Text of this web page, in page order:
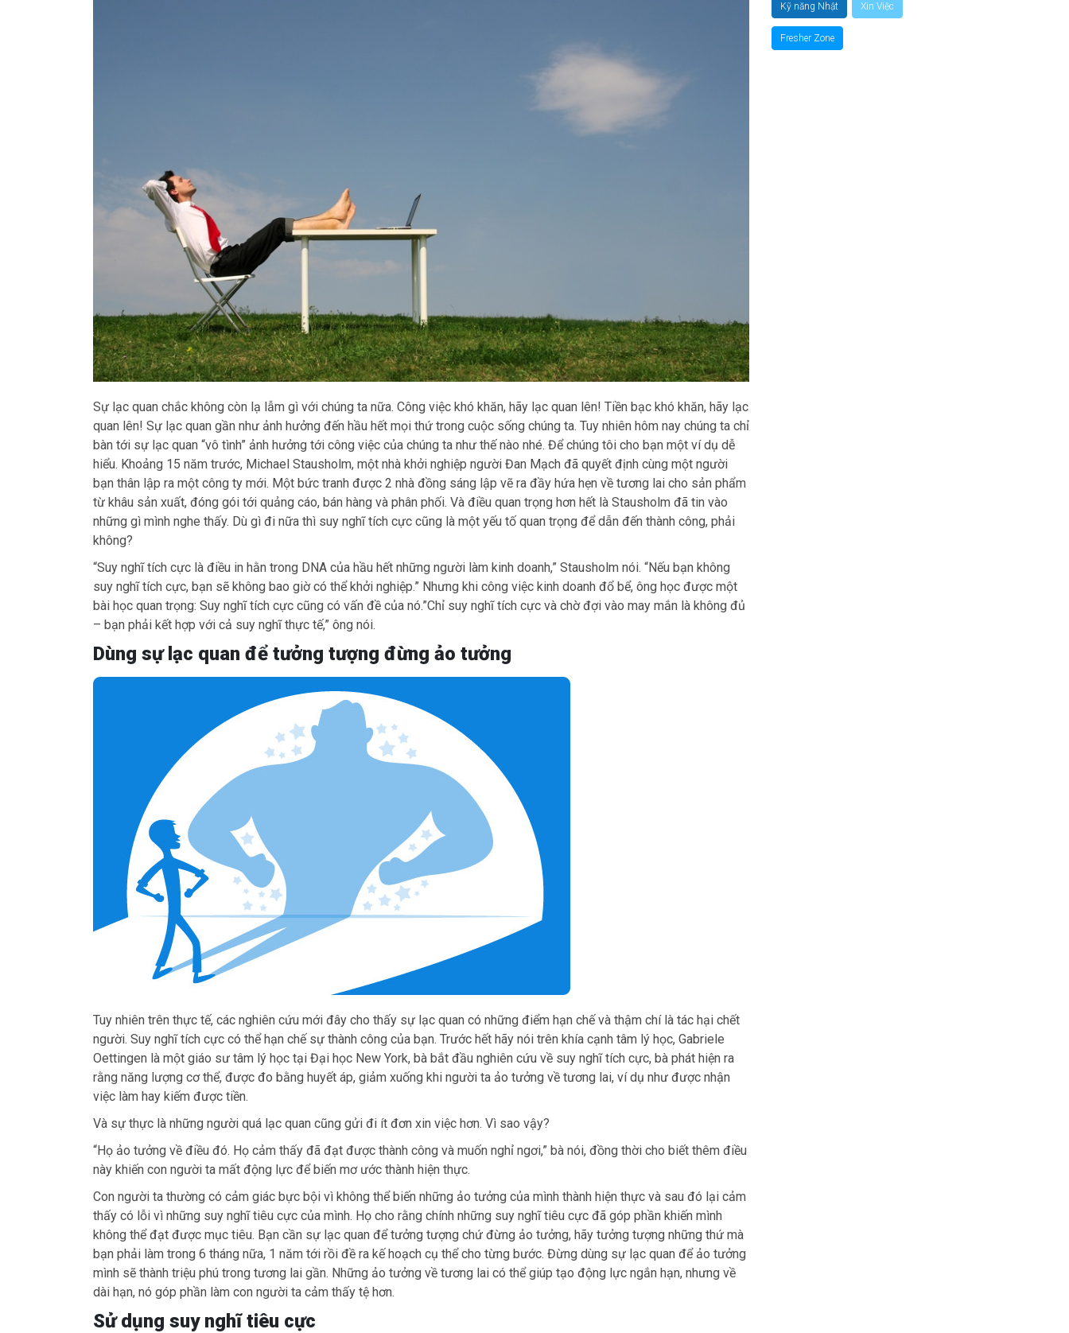
Sự lạc quan chắc không còn lạ lẫm gì với chúng ta nữa. Công việc khó khăn, hãy lạc quan lên! Tiền bạc khó khăn, hãy lạc
quan lên! Sự lạc quan gần như ảnh hưởng đến hầu hết mọi thứ trong cuộc sống chúng ta. Tuy nhiên hôm nay chúng ta chỉ
bàn tới sự lạc quan “vô tình” ảnh hưởng tới công việc của chúng ta như thế nào nhé. Để chúng tôi cho bạn một ví dụ dễ
hiểu. Khoảng 15 năm trước, Michael Stausholm, một nhà khởi nghiệp người Đan Mạch đã quyết định cùng một người
bạn thân lập ra một công ty mới. Một bức tranh được 2 nhà đồng sáng lập vẽ ra đầy hứa hẹn về tương lai cho sản phẩm
từ khâu sản xuất, đóng gói tới quảng cáo, bán hàng và phân phối. Và điều quan trọng hơn hết là Stausholm đã tin vào
những gì mình nghe thấy. Dù gì đi nữa thì suy nghĩ tích cực cũng là một yếu tố quan trọng để dẫn đến thành công, phải
không?
“Suy nghĩ tích cực là điều in hằn trong DNA của hầu hết những người làm kinh doanh,” Stausholm nói. “Nếu bạn không
suy nghĩ tích cực, bạn sẽ không bao giờ có thể khởi nghiệp.” Nhưng khi công việc kinh doanh đổ bể, ông học được một
bài học quan trọng: Suy nghĩ tích cực cũng có vấn đề của nó.”Chỉ suy nghĩ tích cực và chờ đợi vào may mắn là không đủ
– bạn phải kết hợp với cả suy nghĩ thực tế,” ông nói.
Dùng sự lạc quan để tưởng tượng đừng ảo tưởng
Tuy nhiên trên thực tế, các nghiên cứu mới đây cho thấy sự lạc quan có những điểm hạn chế và thậm chí là tác hại chết
người. Suy nghĩ tích cực có thể hạn chế sự thành công của bạn. Trước hết hãy nói trên khía cạnh tâm lý học, Gabriele
Oettingen là một giáo sư tâm lý học tại Đại học New York, bà bắt đầu nghiên cứu về suy nghĩ tích cực, bà phát hiện ra
rằng năng lượng cơ thể, được đo bằng huyết áp, giảm xuống khi người ta ảo tưởng về tương lai, ví dụ như được nhận
việc làm hay kiếm được tiền.
Và sự thực là những người quá lạc quan cũng gửi đi ít đơn xin việc hơn. Vì sao vậy?
“Họ ảo tưởng về điều đó. Họ cảm thấy đã đạt được thành công và muốn nghỉ ngơi,” bà nói, đồng thời cho biết thêm điều
này khiến con người ta mất động lực để biến mơ ước thành hiện thực.
Con người ta thường có cảm giác bực bội vì không thể biến những ảo tưởng của mình thành hiện thực và sau đó lại cảm
thấy có lỗi vì những suy nghĩ tiêu cực của mình. Họ cho rằng chính những suy nghĩ tiêu cực đã góp phần khiến mình
không thể đạt được mục tiêu. Bạn cần sự lạc quan để tưởng tượng chứ đừng ảo tưởng, hãy tưởng tượng những thứ mà
bạn phải làm trong 6 tháng nữa, 1 năm tới rồi đề ra kế hoạch cụ thể cho từng bước. Đừng dùng sự lạc quan để ảo tưởng
mình sẽ thành triệu phú trong tương lai gần. Những ảo tưởng về tương lai có thể giúp tạo động lực ngắn hạn, nhưng về
dài hạn, nó góp phần làm con người ta cảm thấy tệ hơn.
Sử dụng suy nghĩ tiêu cực
Kỹ năng Nhật Xin Việc
Fresher Zone